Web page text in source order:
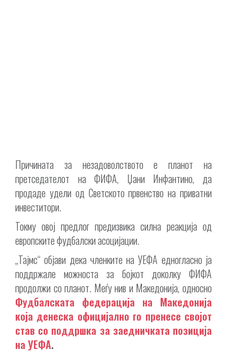
Причината за незадоволството е планот на
претседателот на ФИФА, Џани Инфантино, да
продаде удели од Светското првенство на приватни
инвеститори.
Токму овој предлог предизвика силна реакција од
европските фудбалски асоцијации.
„Тајмс“ објави дека членките на УЕФА едногласно ја
поддржале можноста за бојкот доколку ФИФА
продолжи со планот. Меѓу нив и Македонија, односно
Фудбалската федерација на Македонија
која денеска официјално го пренесе својот
став со поддршка за заедничката позиција
на УЕФА.